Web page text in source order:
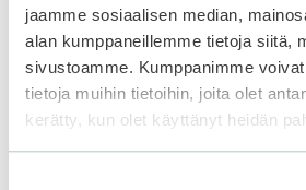
jaamme sosiaalisen median,
alan kumppaneillemme tietoja siitä,
sivustoamme. Kumppanimme
tietoja muihin tietoihin, joita olet
kerätty, kun olet käyttänyt heidän